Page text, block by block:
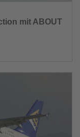
mit ABOUT